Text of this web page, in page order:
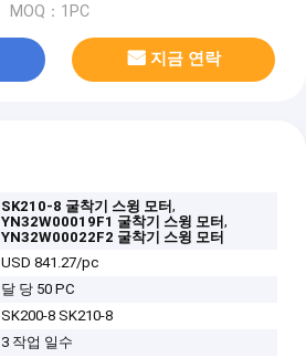
MOQ：1PC
지금 연락
SK210-8 굴착기 스윙 모터,
YN32W00019F1 굴착기 스윙 모터,
YN32W00022F2 굴착기 스윙 모터
USD 841.27/pc
달 당 50 PC
SK200-8 SK210-8
3 작업 일수